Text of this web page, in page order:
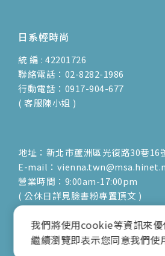
日系輕時尚
統 編 : 42201726
聯絡電話：02-8282-1986
行動電話：0917-904-677
( 客服陳小姐 )
地址：新北市蘆洲區光復路30巷16
E-mail：
營業時間：9:00am-17:00pm
( 公休日詳見臉書粉專置頂文 )
關於
關於我們
文章
V's風格誌
我們將使用cookie等資訊來優
繼續瀏覽即表示您同意我們使